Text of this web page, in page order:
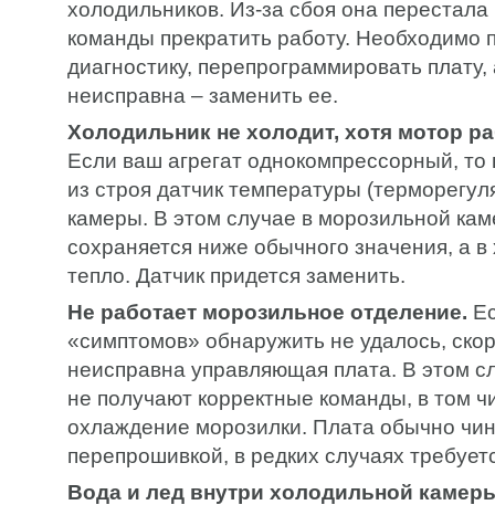
холодильников. Из-за сбоя она
команды прекратить работу. Необходимо
диагностику, перепрограммировать
неисправна – заменить ее.
Холодильник не холодит, хотя мотор
Если ваш агрегат однокомпрессорный,
из строя датчик температуры
камеры. В этом случае в морозильной
сохраняется ниже обычного значения, а
тепло. Датчик придется заменить.
Не работает морозильное отделение.
«симптомов» обнаружить не удалось,
неисправна управляющая плата. В этом
не получают корректные команды, в том
охлаждение морозилки. Плата обычно
перепрошивкой, в редких случаях
Вода и лед внутри холодильной